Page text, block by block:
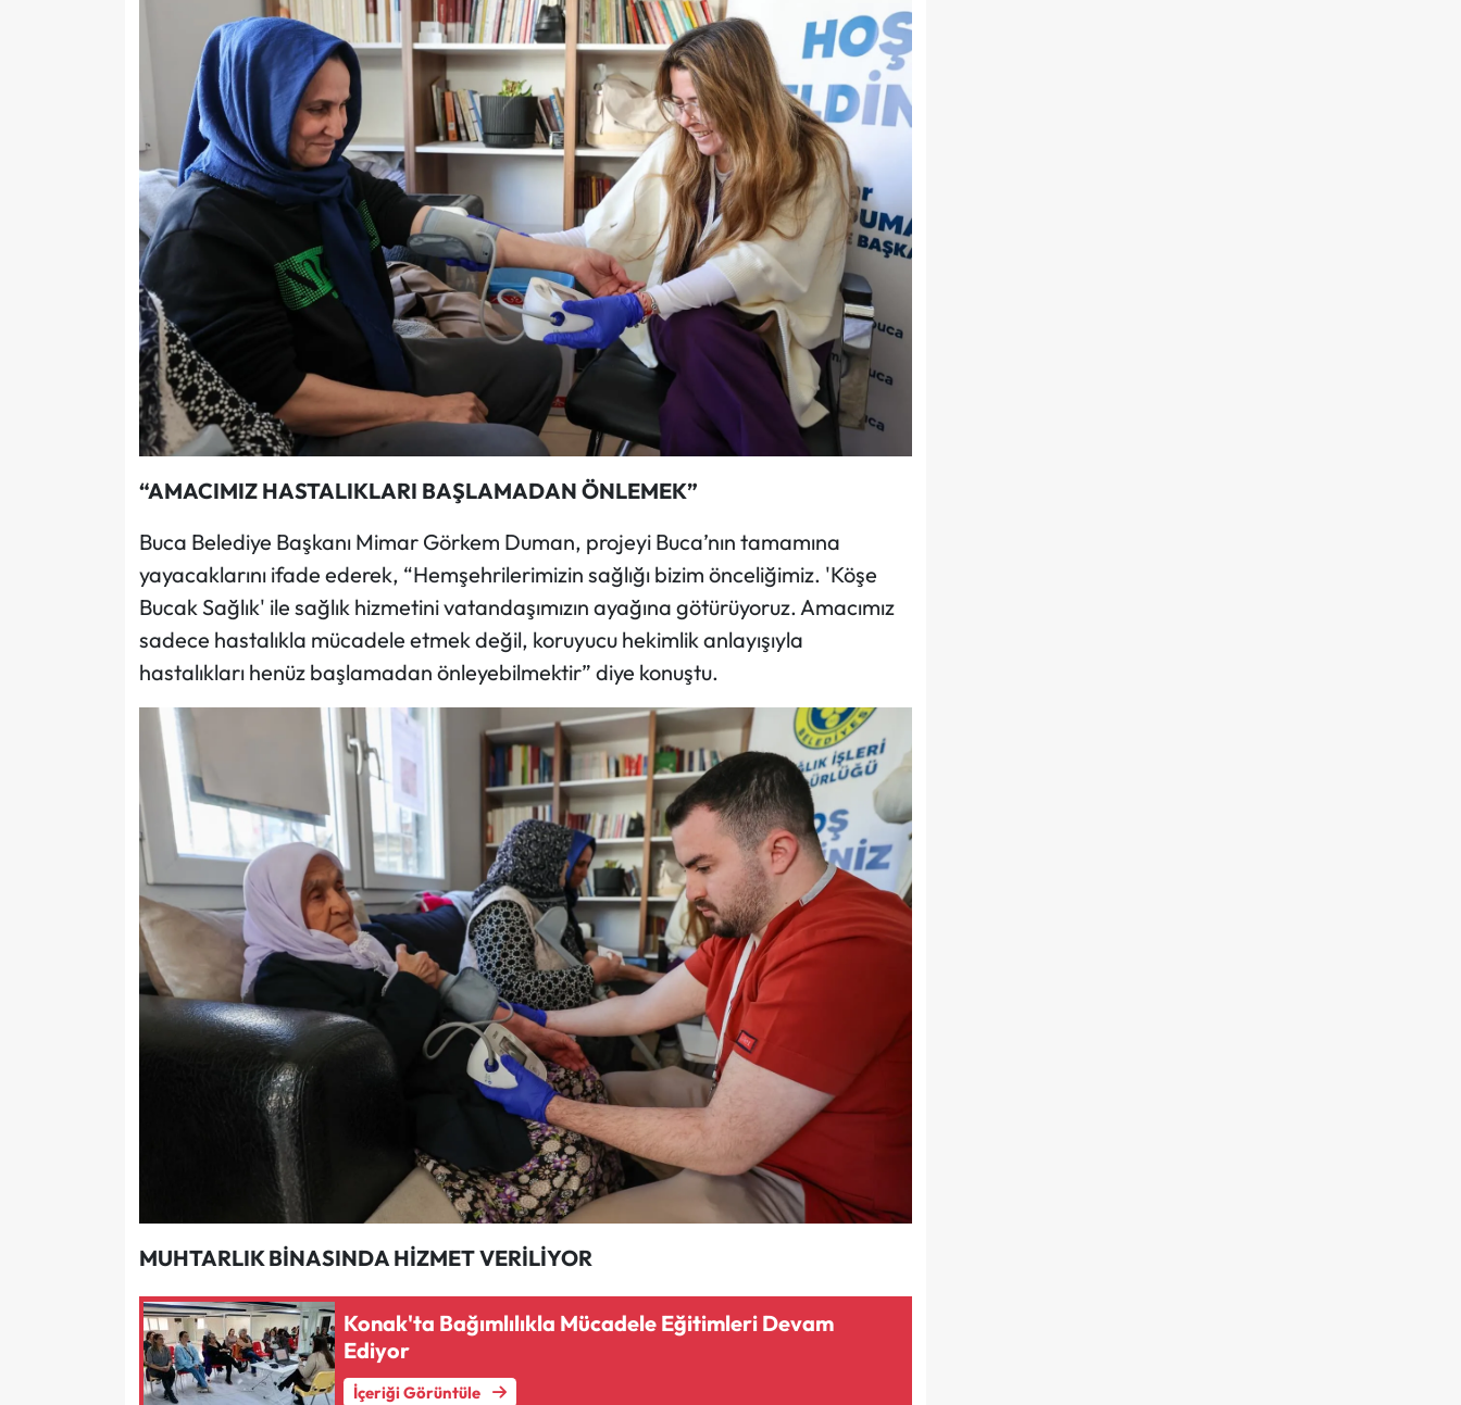
“AMACIMIZ HASTALIKLARI BAŞLAMADAN ÖNLEMEK”
Buca Belediye Başkanı Mimar Görkem Duman, projeyi Buca’nın tamamına
yayacaklarını ifade ederek, “Hemşehrilerimizin sağlığı bizim önceliğimiz. 'Köşe
Bucak Sağlık' ile sağlık hizmetini vatandaşımızın ayağına götürüyoruz. Amacımız
sadece hastalıkla mücadele etmek değil, koruyucu hekimlik anlayışıyla
hastalıkları henüz başlamadan önleyebilmektir” diye konuştu.
MUHTARLIK BİNASINDA HİZMET VERİLİYOR
Konak'ta Bağımlılıkla Mücadele Eğitimleri Devam
Ediyor
İçeriği Görüntüle